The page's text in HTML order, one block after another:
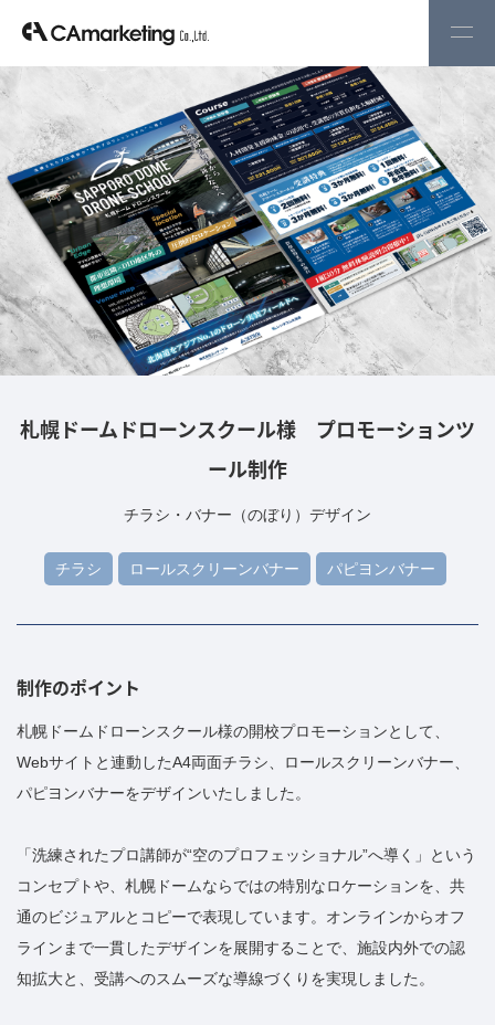
札幌ドームドローンスクール様 プロモーションツ
ール制作
チラシ・バナー（のぼり）デザイン
チラシ ロールスクリーンバナー パピヨンバナー
制作のポイント
札幌ドームドローンスクール様の開校プロモーションとして、
Webサイトと連動したA4両面チラシ、ロールスクリーンバナー、
パピヨンバナーをデザインいたしました。
「洗練されたプロ講師が“空のプロフェッショナル”へ導く」という
コンセプトや、札幌ドームならではの特別なロケーションを、共
通のビジュアルとコピーで表現しています。オンラインからオフ
ラインまで一貫したデザインを展開することで、施設内外での認
知拡大と、受講へのスムーズな導線づくりを実現しました。